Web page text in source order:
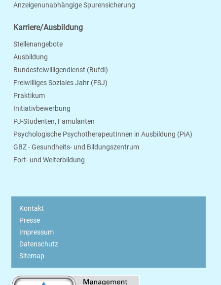
Anzeigenunabhängige Spurensicherung
Karriere/Ausbildung
Stellenangebote
Ausbildung
Bundesfeiwilligendienst (Bufdi)
Freiwilliges Soziales Jahr (FSJ)
Praktikum
Initiativbewerbung
PJ-Studenten, Famulanten
Psychologische PsychotherapeutInnen in Ausbildung (PiA)
GBZ - Gesundheits- und Bildungszentrum
Fort- und Weiterbildung
Kontakt
Presse
Impressum
Datenschutz
Sitemap